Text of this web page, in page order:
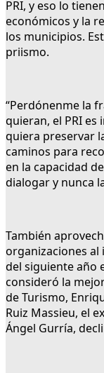
PRI, y eso lo
económicos y la
los municipios.
priismo.
“Perdónenme la
quieran, el PRI es
quiera preservar
caminos para
en la capacidad
dialogar y nunca
También
organizaciones
del siguiente año
consideró la
de Turismo,
Ruiz Massieu, el
Ángel Gurría,